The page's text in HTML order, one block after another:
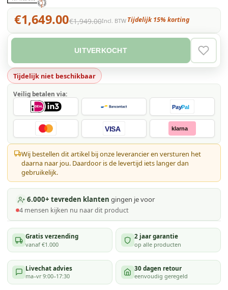
€1,649.00€1,949.00Incl. BTW Tijdelijk 15% korting
Tijdelijk niet beschikbaar
UITVERKOCHT
Veilig betalen via:
PayPal
VISA klarna
Wij bestellen dit artikel bij onze leverancier en versturen het
daarna naar jou. Daardoor is de levertijd iets langer dan
gebruikelijk.
6.000+ tevreden klanten gingen je voor
4 mensen kijken nu naar dit product
Gratis verzending
vanaf €1.000
2 jaar garantie
op alle producten
Livechat advies
ma–vr 9:00–17:30
30 dagen retour
eenvoudig geregeld